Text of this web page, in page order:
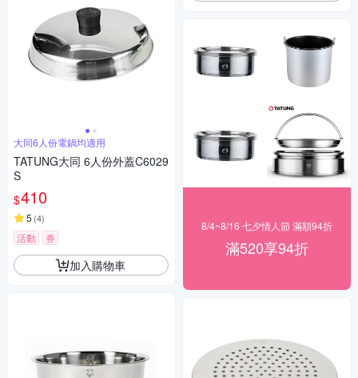
大同6人份電鍋均適用
TATUNG大同 6人份外蓋C6029
S
$410
5 (4)
活動 券
加入購物車
8/4~8/16 七夕情人節 滿額94折
滿520享94折